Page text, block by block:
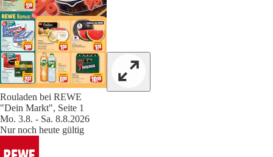
Rouladen bei REWE
"Dein Markt", Seite 1
Mo. 3.8. - Sa. 8.8.2026
Nur noch heute gültig